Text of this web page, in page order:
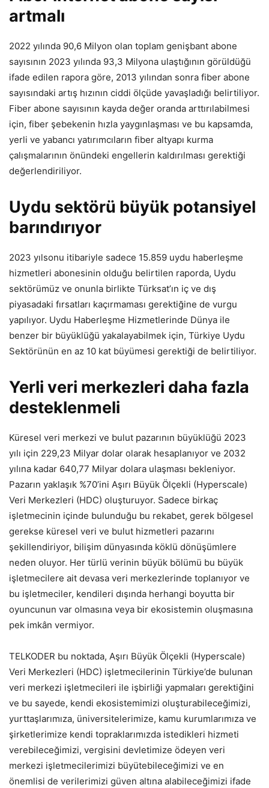
artmalı
2022 yılında 90,6 Milyon olan toplam genişbant abone
sayısının 2023 yılında 93,3 Milyona ulaştığının görüldüğü
ifade edilen rapora göre, 2013 yılından sonra fiber abone
sayısındaki artış hızının ciddi ölçüde yavaşladığı belirtiliyor.
Fiber abone sayısının kayda değer oranda arttırılabilmesi
için, fiber şebekenin hızla yaygınlaşması ve bu kapsamda,
yerli ve yabancı yatırımcıların fiber altyapı kurma
çalışmalarının önündeki engellerin kaldırılması gerektiği
değerlendiriliyor.
Uydu sektörü büyük potansiyel
barındırıyor
2023 yılsonu itibariyle sadece 15.859 uydu haberleşme
hizmetleri abonesinin olduğu belirtilen raporda, Uydu
sektörümüz ve onunla birlikte Türksat’ın iç ve dış
piyasadaki fırsatları kaçırmaması gerektiğine de vurgu
yapılıyor. Uydu Haberleşme Hizmetlerinde Dünya ile
benzer bir büyüklüğü yakalayabilmek için, Türkiye Uydu
Sektörünün en az 10 kat büyümesi gerektiği de belirtiliyor.
Yerli veri merkezleri daha fazla
desteklenmeli
Küresel veri merkezi ve bulut pazarının büyüklüğü 2023
yılı için 229,23 Milyar dolar olarak hesaplanıyor ve 2032
yılına kadar 640,77 Milyar dolara ulaşması bekleniyor.
Pazarın yaklaşık %70’ini Aşırı Büyük Ölçekli (Hyperscale)
Veri Merkezleri (HDC) oluşturuyor. Sadece birkaç
işletmecinin içinde bulunduğu bu rekabet, gerek bölgesel
gerekse küresel veri ve bulut hizmetleri pazarını
şekillendiriyor, bilişim dünyasında köklü dönüşümlere
neden oluyor. Her türlü verinin büyük bölümü bu büyük
işletmecilere ait devasa veri merkezlerinde toplanıyor ve
bu işletmeciler, kendileri dışında herhangi boyutta bir
oyuncunun var olmasına veya bir ekosistemin oluşmasına
pek imkân vermiyor.
TELKODER bu noktada, Aşırı Büyük Ölçekli (Hyperscale)
Veri Merkezleri (HDC) işletmecilerinin Türkiye’de bulunan
veri merkezi işletmecileri ile işbirliği yapmaları gerektiğini
ve bu sayede, kendi ekosistemimizi oluşturabileceğimizi,
yurttaşlarımıza, üniversitelerimize, kamu kurumlarımıza ve
şirketlerimize kendi topraklarımızda istedikleri hizmeti
verebileceğimizi, vergisini devletimize ödeyen veri
merkezi işletmecilerimizi büyütebileceğimizi ve en
önemlisi de verilerimizi güven altına alabileceğimizi ifade